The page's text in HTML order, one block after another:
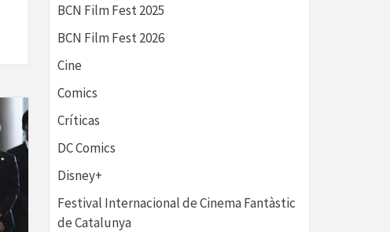
BCN Film Fest 2025
BCN Film Fest 2026
Cine
Comics
Críticas
DC Comics
Disney+
Festival Internacional de Cinema Fantàstic
de Catalunya